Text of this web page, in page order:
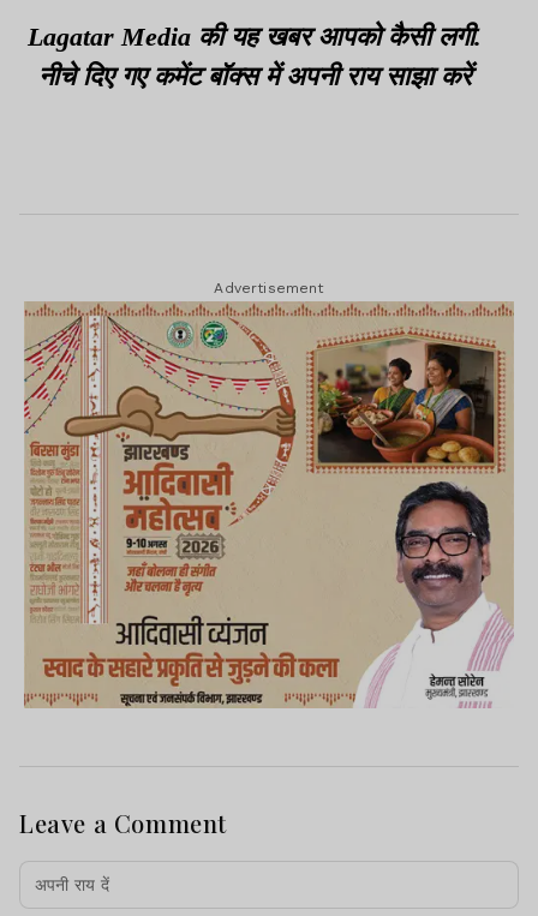
स्थानांतरण समेत कई मुद्दे उठाए
Lagatar Media की यह खबर आपको कैसी लगी.
नीचे दिए गए कमेंट बॉक्स में अपनी राय साझा करें
Advertisement
Leave a Comment